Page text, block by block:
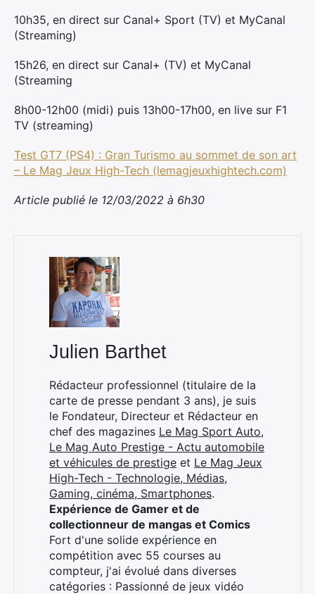
10h35, en direct sur Canal+ Sport (TV) et MyCanal
(Streaming)
15h26, en direct sur Canal+ (TV) et MyCanal
(Streaming
8h00-12h00 (midi) puis 13h00-17h00, en live sur F1
TV (streaming)
Test GT7 (PS4) : Gran Turismo au sommet de son art
– Le Mag Jeux High-Tech (lemagjeuxhightech.com)
Article publié le 12/03/2022 à 6h30
Julien Barthet
Rédacteur professionnel (titulaire de la
carte de presse pendant 3 ans), je suis
le Fondateur, Directeur et Rédacteur en
chef des magazines Le Mag Sport Auto,
Le Mag Auto Prestige - Actu automobile
et véhicules de prestige et Le Mag Jeux
High-Tech - Technologie, Médias,
Gaming, cinéma, Smartphones.
Expérience de Gamer et de
collectionneur de mangas et Comics
Fort d'une solide expérience en
compétition avec 55 courses au
compteur, j'ai évolué dans diverses
catégories : Passionné de jeux vidéo
Rechercher